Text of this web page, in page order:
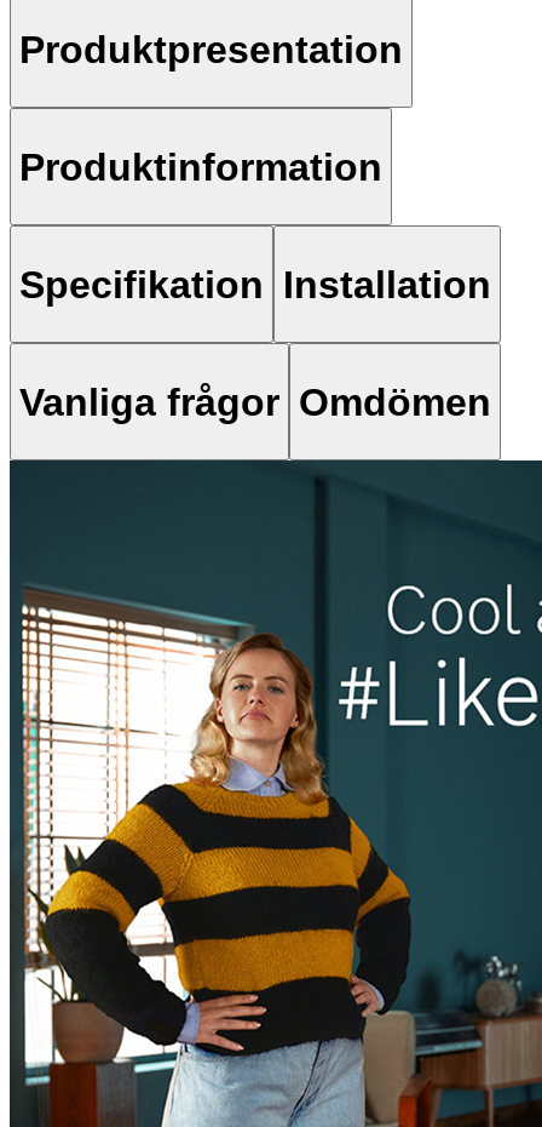
Produktpresentation
Produktinformation
Specifikation Installation
Vanliga frågor Omdömen